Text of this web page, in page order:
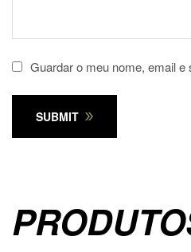
Guardar o meu nome, email
SUBMIT